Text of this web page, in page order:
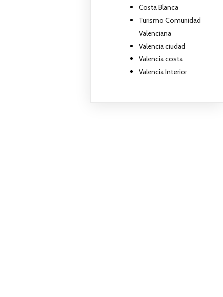
Costa Blanca
Turismo Comunidad
Valenciana
Valencia ciudad
Valencia costa
Valencia Interior